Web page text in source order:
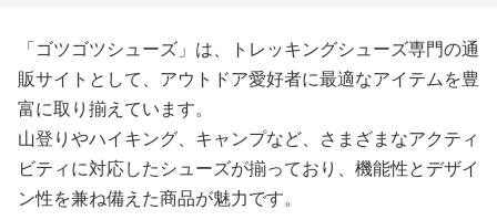
「ゴツゴツシューズ」は、トレッキングシューズ専門の通
販サイトとして、アウトドア愛好者に最適なアイテムを豊
富に取り揃えています。
山登りやハイキング、キャンプなど、さまざまなアクティ
ビティに対応したシューズが揃っており、機能性とデザイ
ン性を兼ね備えた商品が魅力です。